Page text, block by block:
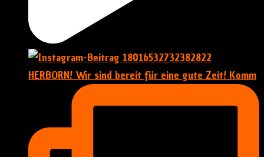
HERBORN! Wir sind bereit für eine gute Zeit! Komm